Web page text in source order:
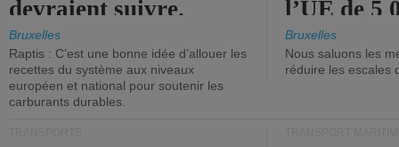
devraient suivre.
Bruxelles
Raptis : C’est une bonne idée d’allouer les
recettes du système aux niveaux
européen et national pour soutenir les
carburants durables.
l’UE de 5
tonneaux
brute.
Bruxelles
Nous saluons les
réduire les escales